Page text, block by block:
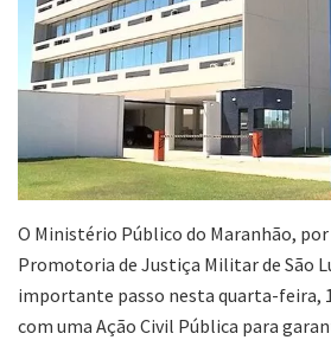
O Ministério Público do Maranhão, por
Promotoria de Justiça Militar de São
importante passo nesta quarta-feira,
com uma Ação Civil Pública para